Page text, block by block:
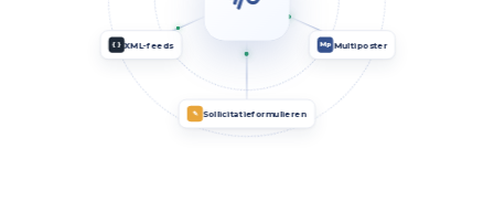
Mp Multiposter
✎ Sollicitatieformulieren
{ } XML-feeds